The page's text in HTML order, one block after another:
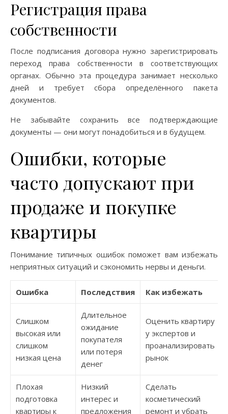
Регистрация права
собственности
После подписания договора нужно зарегистрировать
переход права собственности в соответствующих
органах. Обычно эта процедура занимает несколько
дней и требует сбора определённого пакета
документов.
Не забывайте сохранить все подтверждающие
документы — они могут понадобиться и в будущем.
Ошибки, которые
часто допускают при
продаже и покупке
квартиры
Понимание типичных ошибок поможет вам избежать
неприятных ситуаций и сэкономить нервы и деньги.
Ошибка Последствия Как избежать
Слишком
высокая или
слишком
низкая цена
Длительное
ожидание
покупателя
или потеря
денег
Оценить квартиру
у экспертов и
проанализировать
рынок
Плохая
подготовка
квартиры к
Низкий
интерес и
предложения
Сделать
косметический
ремонт и убрать